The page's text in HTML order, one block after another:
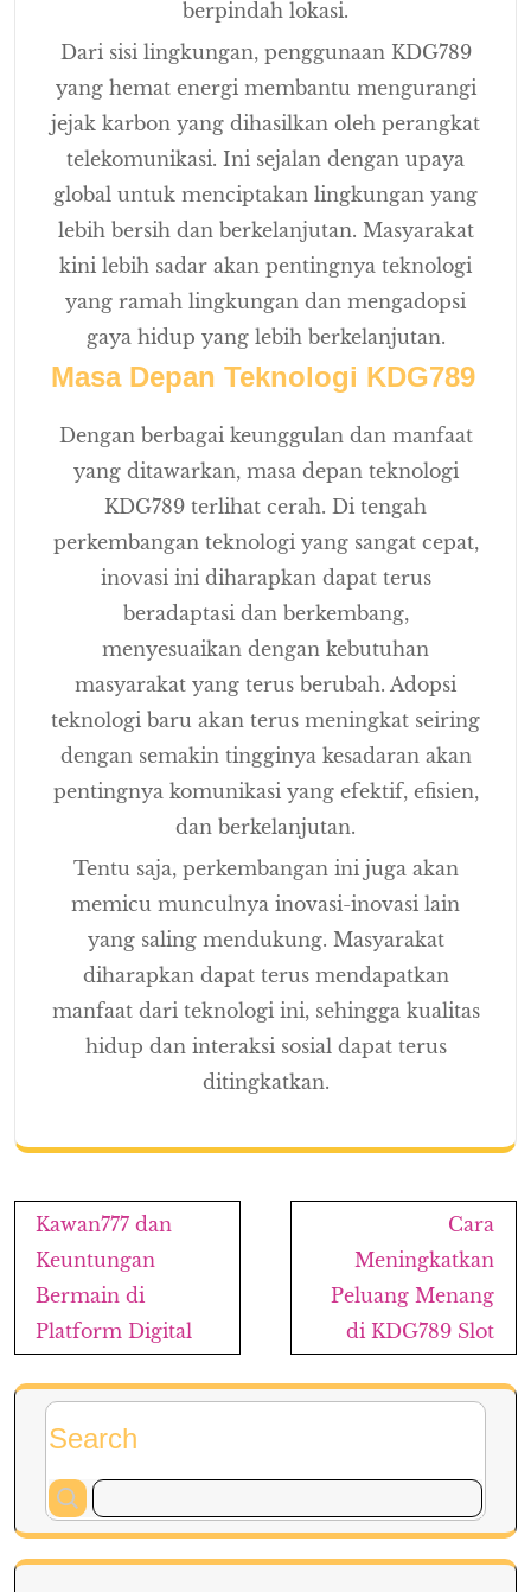
berpindah lokasi.
Dari sisi lingkungan, penggunaan KDG789
yang hemat energi membantu mengurangi
jejak karbon yang dihasilkan oleh perangkat
telekomunikasi. Ini sejalan dengan upaya
global untuk menciptakan lingkungan yang
lebih bersih dan berkelanjutan. Masyarakat
kini lebih sadar akan pentingnya teknologi
yang ramah lingkungan dan mengadopsi
gaya hidup yang lebih berkelanjutan.
Masa Depan Teknologi KDG789
Dengan berbagai keunggulan dan manfaat
yang ditawarkan, masa depan teknologi
KDG789 terlihat cerah. Di tengah
perkembangan teknologi yang sangat cepat,
inovasi ini diharapkan dapat terus
beradaptasi dan berkembang,
menyesuaikan dengan kebutuhan
masyarakat yang terus berubah. Adopsi
teknologi baru akan terus meningkat seiring
dengan semakin tingginya kesadaran akan
pentingnya komunikasi yang efektif, efisien,
dan berkelanjutan.
Tentu saja, perkembangan ini juga akan
memicu munculnya inovasi-inovasi lain
yang saling mendukung. Masyarakat
diharapkan dapat terus mendapatkan
manfaat dari teknologi ini, sehingga kualitas
hidup dan interaksi sosial dapat terus
ditingkatkan.
Post
navigation
Kawan777 dan
Keuntungan
Bermain di
Platform Digital
Cara
Meningkatkan
Peluang Menang
di KDG789 Slot
Search